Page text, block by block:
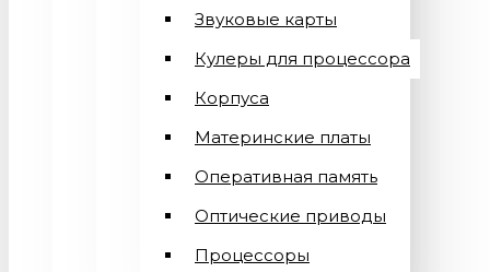
Звуковые карты
Кулеры для процессора
Корпуса
Материнские платы
Оперативная память
Оптические приводы
Процессоры